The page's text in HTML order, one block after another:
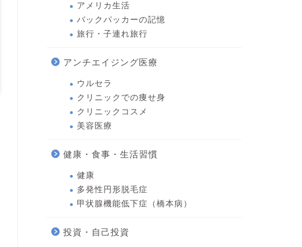
アメリカ生活
バックパッカーの記憶
旅行・子連れ旅行
アンチエイジング医療
ウルセラ
クリニックでの痩せ身
クリニックコスメ
美容医療
健康・食事・生活習慣
健康
多発性円形脱毛症
甲状腺機能低下症（橋本病）
投資・自己投資